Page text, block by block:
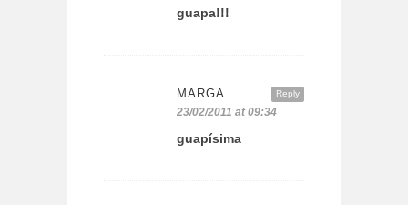
guapa!!!
Reply
MARGA
23/02/2011 at 09:34
guapísima